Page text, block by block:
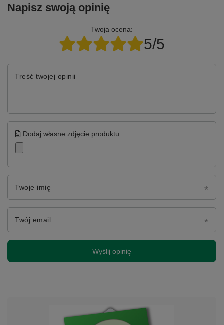
Napisz swoją opinię
Twoja ocena:
5/5
Treść twojej opinii
Dodaj własne zdjęcie produktu:
Twoje imię
Twój email
Wyślij opinię